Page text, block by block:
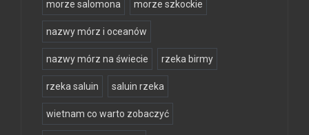
morze salomona morze szkockie
nazwy mórz i oceanów
nazwy mórz na świecie rzeka birmy
rzeka saluin saluin rzeka
wietnam co warto zobaczyć